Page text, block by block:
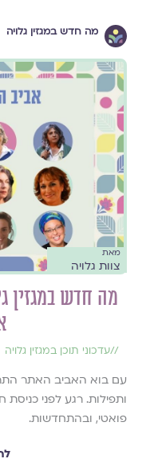
מה חדש במגזין גלויה
מאת
צוות גלויה
//עדכוני תוכן במגזין גלויה
עם בוא האביב האתר
ותפילות. רגע לפני
פואטי, ובהתחדשות.